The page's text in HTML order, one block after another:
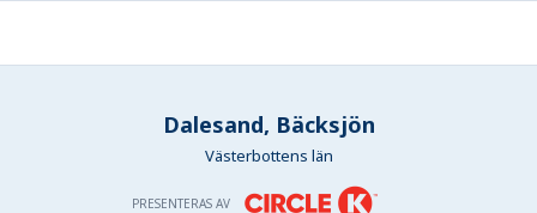
Dalesand, Bäcksjön
Västerbottens län
PRESENTERAS AV